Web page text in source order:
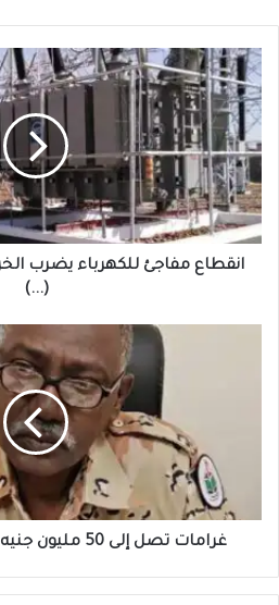
انقطاع
مفاجئ
للكهرباء
يضرب
الخرطوم
ولايات
والسبب
(...)
(...)
ماذا
يحدث؟غرامات تصل إلى 50 مليون جنيه في سنار.. ماذا يحدث؟